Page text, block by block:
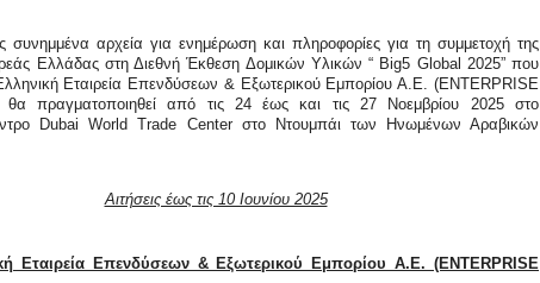
συνημμένα αρχεία για ενημέρωση και πληροφορίες για τη συμμετοχή της
Ελλάδας στη Διεθνή Έκθεση Δομικών Υλικών “ Big5 Global 2025” που
Εταιρεία Επενδύσεων & Εξωτερικού Εμπορίου Α.Ε. (ENTERPRISE
πραγματοποιηθεί από τις 24 έως και τις 27 Νοεμβρίου 2025 στο
Dubai World Trade Center στο Ντουμπάι των Ηνωμένων Αραβικών
Αιτήσεις έως τις 10 Ιουνίου 2025
Εταιρεία Επενδύσεων & Εξωτερικού Εμπορίου Α.Ε. (ENTERPRISE